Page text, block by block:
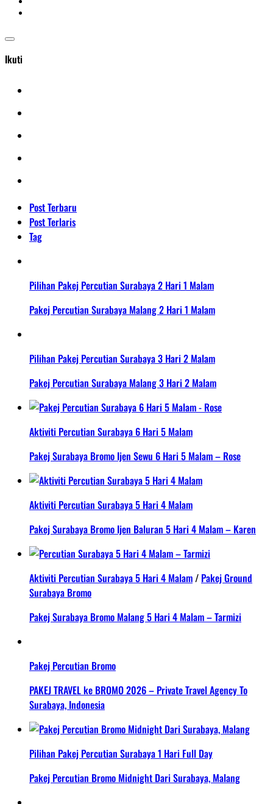
Ikuti
Post Terbaru
Post Terlaris
Tag
Pilihan Pakej Percutian Surabaya 2 Hari 1 Malam
Pakej Percutian Surabaya Malang 2 Hari 1 Malam
Pilihan Pakej Percutian Surabaya 3 Hari 2 Malam
Pakej Percutian Surabaya Malang 3 Hari 2 Malam
Aktiviti Percutian Surabaya 6 Hari 5 Malam
Pakej Surabaya Bromo Ijen Sewu 6 Hari 5 Malam – Rose
Aktiviti Percutian Surabaya 5 Hari 4 Malam
Pakej Surabaya Bromo Ijen Baluran 5 Hari 4 Malam – Karen
Aktiviti Percutian Surabaya 5 Hari 4 Malam/ Pakej Ground
Surabaya Bromo
Pakej Surabaya Bromo Malang 5 Hari 4 Malam – Tarmizi
Pakej Percutian Bromo
PAKEJ TRAVEL ke BROMO 2026 – Private Travel Agency To
Surabaya, Indonesia
Pilihan Pakej Percutian Surabaya 1 Hari Full Day
Pakej Percutian Bromo Midnight Dari Surabaya, Malang